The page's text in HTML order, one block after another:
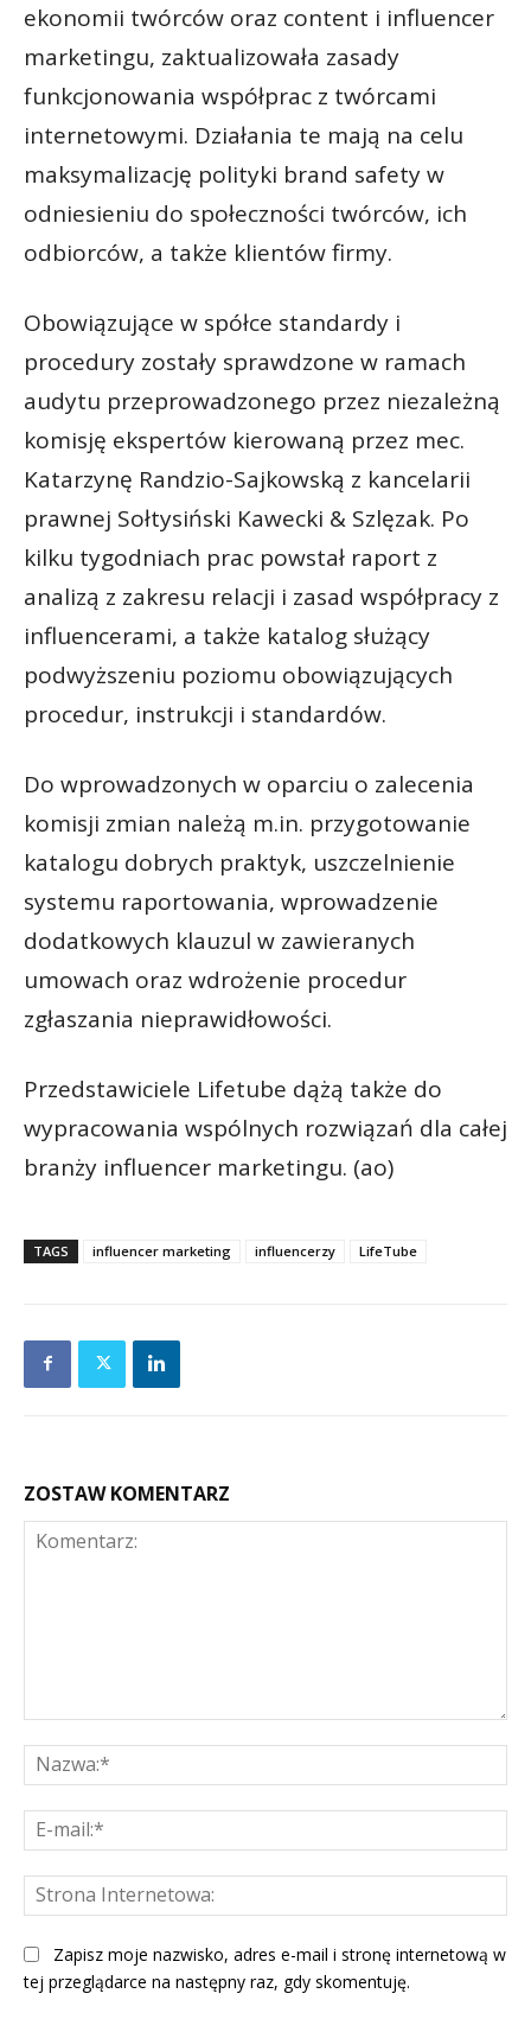
ekonomii twórców oraz content i influencer
marketingu, zaktualizowała zasady
funkcjonowania współprac z twórcami
internetowymi. Działania te mają na celu
maksymalizację polityki brand safety w
odniesieniu do społeczności twórców, ich
odbiorców, a także klientów firmy.
Obowiązujące w spółce standardy i
procedury zostały sprawdzone w ramach
audytu przeprowadzonego przez niezależną
komisję ekspertów kierowaną przez mec.
Katarzynę Randzio-Sajkowską z kancelarii
prawnej Sołtysiński Kawecki & Szlęzak. Po
kilku tygodniach prac powstał raport z
analizą z zakresu relacji i zasad współpracy z
influencerami, a także katalog służący
podwyższeniu poziomu obowiązujących
procedur, instrukcji i standardów.
Do wprowadzonych w oparciu o zalecenia
komisji zmian należą m.in. przygotowanie
katalogu dobrych praktyk, uszczelnienie
systemu raportowania, wprowadzenie
dodatkowych klauzul w zawieranych
umowach oraz wdrożenie procedur
zgłaszania nieprawidłowości.
Przedstawiciele Lifetube dążą także do
wypracowania wspólnych rozwiązań dla całej
branży influencer marketingu. (ao)
TAGS influencer marketing influencerzy LifeTube
ZOSTAW KOMENTARZ
Zapisz moje nazwisko, adres e-mail i stronę internetową w
tej przeglądarce na następny raz, gdy skomentuję.